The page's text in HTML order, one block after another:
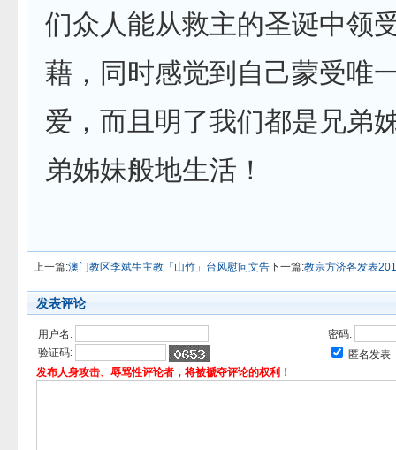
们众人能从救主的圣诞中领
藉，同时感觉到自己蒙受唯
爱，而且明了我们都是兄弟
弟姊妹般地生活！
上一篇:澳门教区李斌生主教「山竹」台风慰问文告下一篇:教宗方济各发表
发表评论
用户名:
密码:
验证码:
匿名发表
发布人身攻击、辱骂性评论者，将被褫夺评论的权利！